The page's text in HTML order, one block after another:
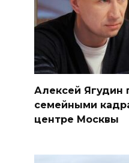
Алексей Ягудин
семейными
центре Москвы